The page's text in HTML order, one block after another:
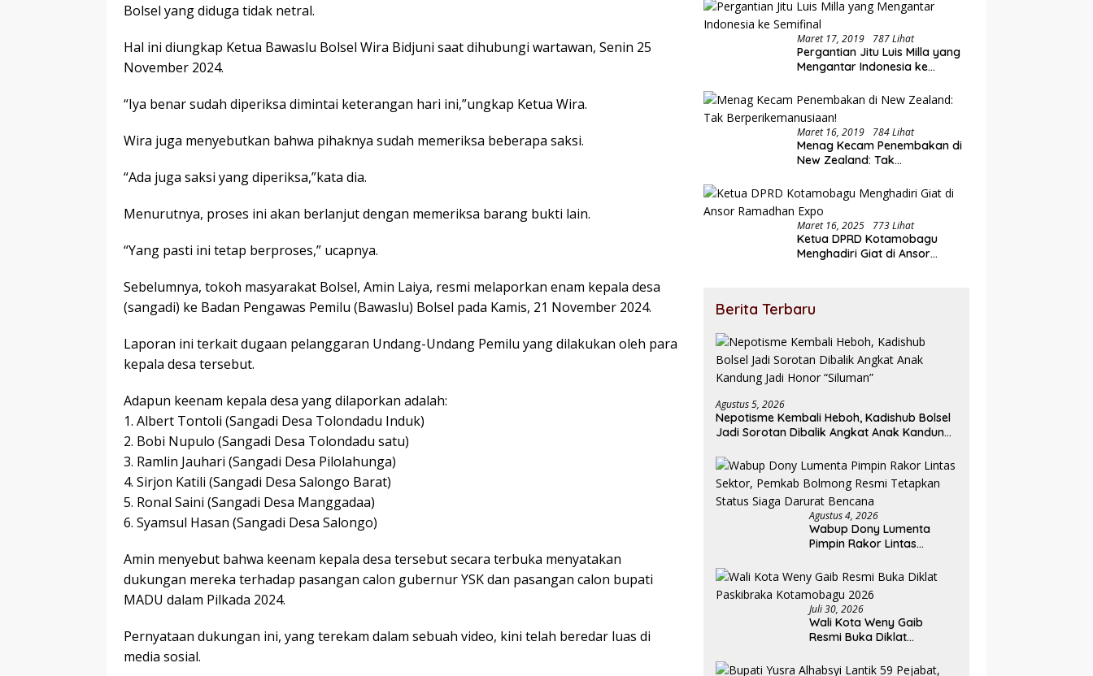
Bolsel yang diduga tidak netral.
Hal ini diungkap Ketua Bawaslu Bolsel Wira Bidjuni saat dihubungi wartawan, Senin 25
November 2024.
“Iya benar sudah diperiksa dimintai keterangan hari ini,”ungkap Ketua Wira.
Wira juga menyebutkan bahwa pihaknya sudah memeriksa beberapa saksi.
“Ada juga saksi yang diperiksa,”kata dia.
Menurutnya, proses ini akan berlanjut dengan memeriksa barang bukti lain.
“Yang pasti ini tetap berproses,” ucapnya.
Sebelumnya, tokoh masyarakat Bolsel, Amin Laiya, resmi melaporkan enam kepala desa
(sangadi) ke Badan Pengawas Pemilu (Bawaslu) Bolsel pada Kamis, 21 November 2024.
Laporan ini terkait dugaan pelanggaran Undang-Undang Pemilu yang dilakukan oleh para
kepala desa tersebut.
Adapun keenam kepala desa yang dilaporkan adalah:
1. Albert Tontoli (Sangadi Desa Tolondadu Induk)
2. Bobi Nupulo (Sangadi Desa Tolondadu satu)
3. Ramlin Jauhari (Sangadi Desa Pilolahunga)
4. Sirjon Katili (Sangadi Desa Salongo Barat)
5. Ronal Saini (Sangadi Desa Manggadaa)
6. Syamsul Hasan (Sangadi Desa Salongo)
Amin menyebut bahwa keenam kepala desa tersebut secara terbuka menyatakan
dukungan mereka terhadap pasangan calon gubernur YSK dan pasangan calon bupati
MADU dalam Pilkada 2024.
Pernyataan dukungan ini, yang terekam dalam sebuah video, kini telah beredar luas di
media sosial.
Maret 17, 2019 787 Lihat
Pergantian Jitu Luis Milla yang
Mengantar Indonesia ke
Maret 16, 2019 784 Lihat
Menag Kecam Penembakan di
New Zealand: Tak
Maret 16, 2025 773 Lihat
Ketua DPRD Kotamobagu
Menghadiri Giat di Ansor
Berita Terbaru
Agustus 5, 2026
Nepotisme Kembali Heboh, Kadishub Bolsel
Jadi Sorotan Dibalik Angkat Anak Kandung
Agustus 4, 2026
Wabup Dony Lumenta
Pimpin Rakor Lintas
Resmi Tetapkan Status
Siaga Darurat Bencana
Juli 30, 2026
Wali Kota Weny Gaib
Resmi Buka Diklat
2026